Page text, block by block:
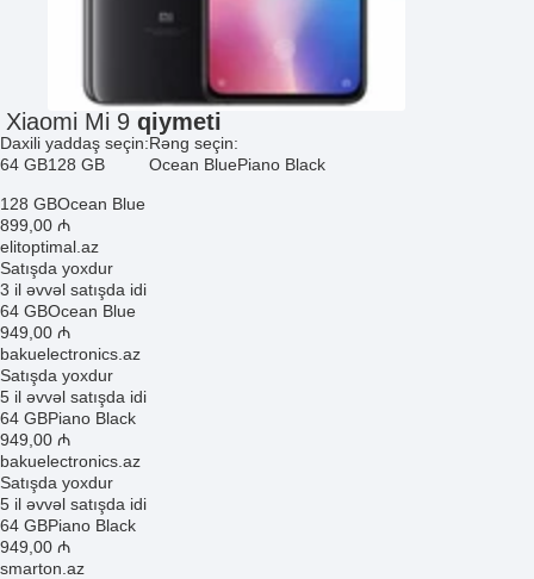
Xiaomi Mi 9 qiymeti
Daxili yaddaş seçin:
64 GB128 GB
Rəng seçin:
Ocean BluePiano Black
128 GBOcean Blue
899 ,00 ₼
elitoptimal.az
Satışda yoxdur
3 il əvvəl satışda idi
64 GBOcean Blue
949 ,00 ₼
bakuelectronics.az
Satışda yoxdur
5 il əvvəl satışda idi
64 GBPiano Black
949 ,00 ₼
bakuelectronics.az
Satışda yoxdur
5 il əvvəl satışda idi
64 GBPiano Black
949 ,00 ₼
smarton.az